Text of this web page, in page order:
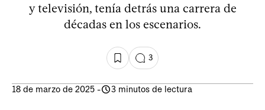
y televisión, tenía detrás una carrera de
décadas en los escenarios.
3
18 de marzo de 2025 - 3 minutos de lectura